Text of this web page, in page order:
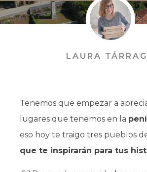
LAURA
Tenemos que empezar a
lugares que tenemos en la
eso hoy te traigo tres pueblos
que te inspirarán para tus